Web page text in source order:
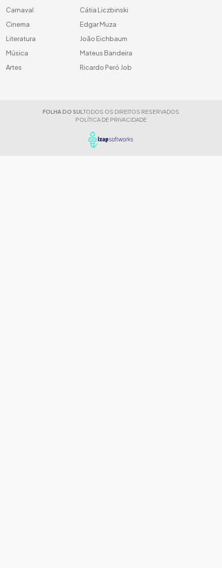
Carnaval
Cinema
Literatura
Música
Artes
Cátia Liczbinski
Edgar Muza
João Eichbaum
Mateus Bandeira
Ricardo Peró Job
FOLHA DO SUL TODOS OS DIREITOS RESERVADOS
POLÍTICA DE PRIVACIDADE